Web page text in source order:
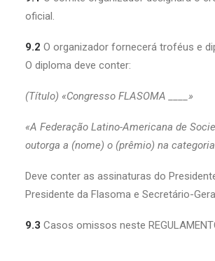
oficial.
9.2 O organizador fornecerá troféus e
O diploma deve conter:
(Título) «Congresso FLASOMA ____»
«A Federação Latino-Americana de
outorga a (nome) o (prêmio) na
Deve conter as assinaturas do
Presidente da Flasoma e Secretário-
9.3 Casos omissos neste